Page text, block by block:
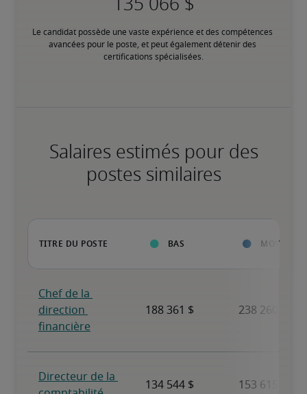
Le candidat possède une vaste expérience et des compétences
avancées pour le poste, et peut également détenir des
certifications spécialisées.
Salaires estimés pour des
postes similaires